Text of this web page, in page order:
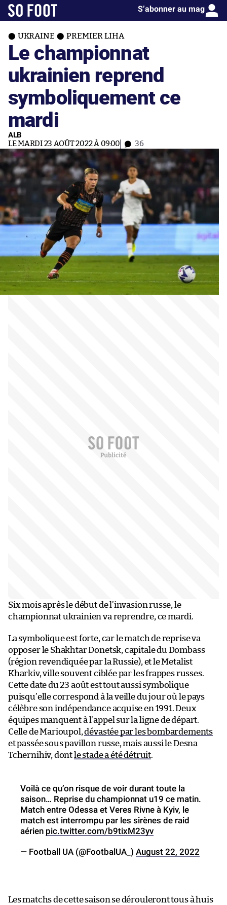
S’abonner au mag
UKRAINE PREMIER LIHA
Le championnat
ukrainien reprend
symboliquement ce
mardi
ALB
LE MARDI 23 AOÛT 2022 À 09:00 36
Six mois après le début de l’invasion russe, le
championnat ukrainien va reprendre, ce mardi.
La symbolique est forte, car le match de reprise va
opposer le Shakhtar Donetsk, capitale du Dombass
(région revendiquée par la Russie), et le Metalist
Kharkiv, ville souvent ciblée par les frappes russes.
Cette date du 23 août est tout aussi symbolique
puisqu’elle correspond à la veille du jour où le pays
célèbre son indépendance acquise en 1991. Deux
équipes manquent à l’appel sur la ligne de départ.
Celle de Marioupol,dévastée par les bombardements
et passée sous pavillon russe, mais aussi le Desna
Tchernihiv, dont le stade a été détruit.
Voilà ce qu’on risque de voir durant toute la
saison… Reprise du championnat u19 ce matin.
Match entre Odessa et Veres Rivne à Kyiv, le
match est interrompu par les sirènes de raid
aérien pic.twitter.com/b9tixM23yv
— Football UA (@FootbalUA_) August 22, 2022
Les matchs de cette saison se dérouleront tous à huis